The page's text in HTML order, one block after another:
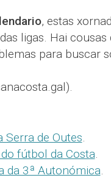
, estas
ligas. Hai
para buscar
de Outes.
fútbol da Costa.
da 3ª Autonómica.